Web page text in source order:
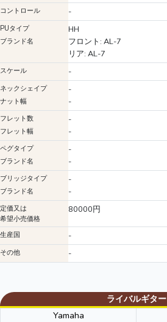
コントロール -
PUタイプ
ブランド名
HH
フロント: AL-7
リア: AL-7
スケール -
ネックシェイプ
ナット幅
-
-
フレット数
フレット幅
-
-
ペグタイプ
ブランド名
-
-
ブリッジタイプ
ブランド名
-
-
定価又は
希望小売価格
80000円
生産国 -
その他 -
ライバルギター
Yamaha